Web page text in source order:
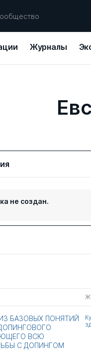
Журналы
не создан.
БАЗОВЫХ ПОНЯТИЙ
ВСЮ
С ДОПИНГОМ